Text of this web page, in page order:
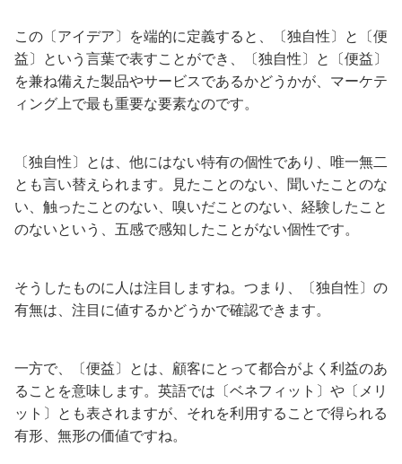
この〔アイデア〕を端的に定義すると、〔独自性〕と〔便
益〕という言葉で表すことができ、〔独自性〕と〔便益〕
を兼ね備えた製品やサービスであるかどうかが、マーケテ
ィング上で最も重要な要素なのです。
〔独自性〕とは、他にはない特有の個性であり、唯一無二
とも言い替えられます。見たことのない、聞いたことのな
い、触ったことのない、嗅いだことのない、経験したこと
のないという、五感で感知したことがない個性です。
そうしたものに人は注目しますね。つまり、〔独自性〕の
有無は、注目に値するかどうかで確認できます。
一方で、〔便益〕とは、顧客にとって都合がよく利益のあ
ることを意味します。英語では〔ベネフィット〕や〔メリ
ット〕とも表されますが、それを利用することで得られる
有形、無形の価値ですね。